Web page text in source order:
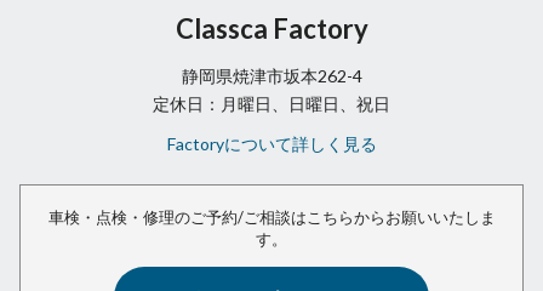
Classca Factory
静岡県焼津市坂本262-4
定休日：月曜日、日曜日、祝日
Factoryについて詳しく見る
車検・点検・修理のご予約/ご相談はこちらからお願いいたしま
す。